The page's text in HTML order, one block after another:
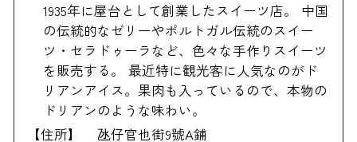
1935年に屋台として創業したスイーツ店。 中国
の伝統的なゼリーやポルトガル伝統のスイー
ツ・セラドゥーラなど、色々な手作りスイーツ
を販売する。 最近特に観光客に人気なのがド
リアンアイス。果肉も入っているので、本物の
ドリアンのような味わい。
【住所】
氹仔官也街9號A鋪